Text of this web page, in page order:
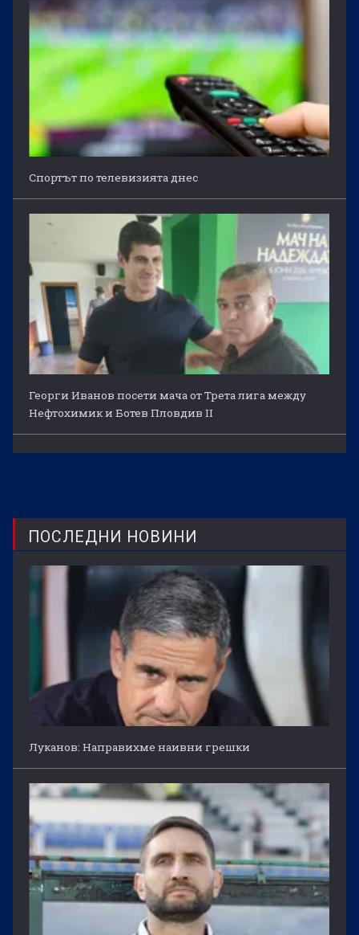
Спортът по телевизията днес
Георги Иванов посети мача от Трета лига между
Нефтохимик и Ботев Пловдив II
ПОСЛЕДНИ НОВИНИ
Луканов: Направихме наивни грешки